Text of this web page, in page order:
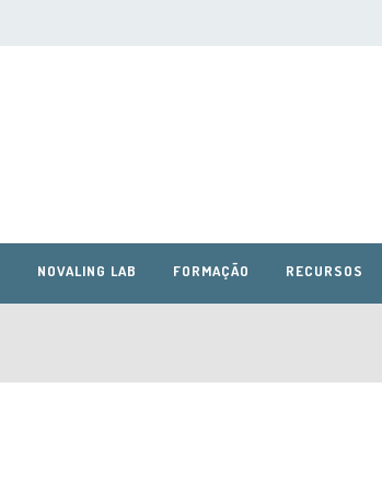
NOVALING LAB FORMAÇÃO RECURSOS